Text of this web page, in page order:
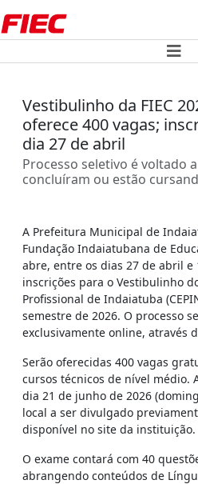
Vestibulinho da FIEC
oferece 400 vagas;
dia 27 de abril
Processo seletivo é voltado
concluíram ou estão
A Prefeitura Municipal de
Fundação Indaiatubana de
abre, entre os dias 27 de abril e
inscrições para o Vestibulinho
Profissional de Indaiatuba
semestre de 2026. O processo
exclusivamente online, através
Serão oferecidas 400 vagas
cursos técnicos de nível médio.
dia 21 de junho de 2026
local a ser divulgado
disponível no site da instituição.
O exame contará com 40
abrangendo conteúdos de